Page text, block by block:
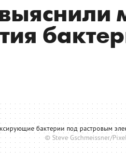
бактерии под растровым
© Steve Gschmeissner/